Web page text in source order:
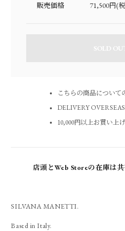
販売価格 71,500円(
SOLD
こちらの商品について
DELIVERY
10,000円以上お買い上
店頭とWeb Storeの在庫は共
SILVANA MANETTI.
Based in Italy.